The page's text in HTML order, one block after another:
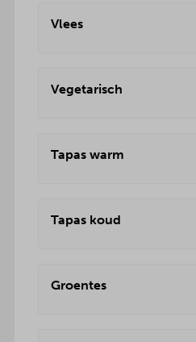
Vlees
Vegetarisch
Tapas warm
Tapas koud
Groentes